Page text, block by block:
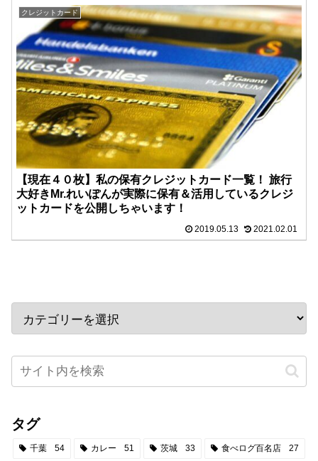
クレジットカード
【現在４０枚】私の保有クレジットカード一覧！ 旅行
大好きMr.れいぽんが実際に保有＆活用しているクレジ
ットカードを公開しちゃいます！
2019.05.13 2021.02.01
タグ
千葉 54 カレー 51 茨城 33 食べログ百名店 27